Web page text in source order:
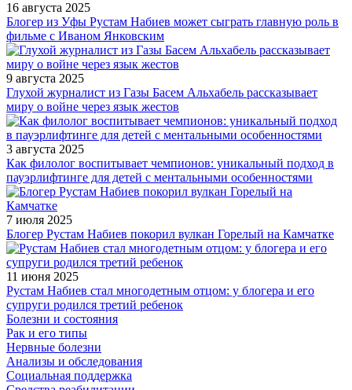
16 августа 2025
Блогер из Уфы Рустам Набиев может сыграть главную роль в
фильме с Иваном Янковским
9 августа 2025
Глухой журналист из Газы Басем Альхабель рассказывает
миру о войне через язык жестов
3 августа 2025
Как филолог воспитывает чемпионов: уникальный подход в
пауэрлифтинге для детей с ментальными особенностями
7 июля 2025
Блогер Рустам Набиев покорил вулкан Горелый на Камчатке
11 июня 2025
Рустам Набиев стал многодетным отцом: у блогера и его
супруги родился третий ребенок
Болезни и состояния
Рак и его типы
Нервные болезни
Анализы и обследования
Социальная поддержка